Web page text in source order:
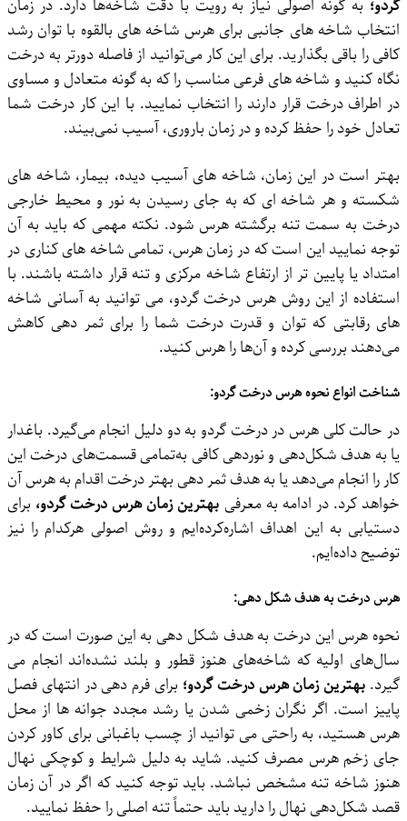
گردو؛ به گونه اصولی نیاز به رویت با دقت شاخه‌ها دارد. در زمان
انتخاب شاخه‌ های جانبی برای هرس شاخه ‌های بالقوه با توان رشد
کافی را باقی بگذارید. برای این کار می‌توانید از فاصله دورتر به درخت
نگاه کنید و شاخه ‌های فرعی مناسب را که به گونه متعادل و مساوی
در اطراف درخت قرار دارند را انتخاب نمایید. با این کار درخت شما
تعادل خود را حفظ کرده و در زمان باروری، آسیب نمی‌بیند.
بهتر است در این زمان، شاخه ‌های آسیب ‌دیده، بیمار، شاخه ‌های
شکسته و هر شاخه ‌ای که به‌ جای رسیدن به نور و محیط خارجی
درخت به سمت تنه برگشته هرس شود. نکته مهمی که باید به آن
توجه نمایید این است که در زمان هرس، تمامی شاخه ‌های کناری در
امتداد یا پایین ‌تر از ارتفاع شاخه مرکزی و تنه قرار داشته باشند. با
استفاده از این روش هرس درخت گردو، می ‌توانید به آسانی شاخه
‌های رقابتی که توان و قدرت درخت شما را برای ثمر دهی کاهش
می‌دهند بررسی کرده و آن‌ها را هرس کنید.
شناخت انواع نحوه هرس درخت گردو:
در حالت کلی هرس در درخت گردو به دو دلیل انجام می‌گیرد. باغدار
یا به هدف شکل‌دهی و نوردهی کافی به‌تمامی قسمت‌های درخت این
کار را انجام می‌دهد یا به هدف ثمر دهی بهتر درخت اقدام به هرس آن
خواهد کرد. در ادامه به معرفی بهترین زمان هرس درخت گردو، برای
دستیابی به این اهداف اشاره‌کرده‌ایم و روش اصولی هرکدام را نیز
توضیح داده‌ایم.
هرس درخت به هدف شکل دهی:
نحوه هرس این درخت به هدف شکل ‌دهی به این صورت است که در
سال‌های اولیه که شاخه‌های هنوز قطور و بلند نشده‌اند انجام می
گیرد. بهترین زمان هرس درخت گردو؛ برای فرم دهی در انتهای فصل
پاییز است. اگر نگران زخمی شدن یا رشد مجدد جوانه‌ ها از محل
هرس هستید، به راحتی می توانید از چسب باغبانی برای کاور کردن
جای زخم هرس مصرف کنید. شاید به دلیل شرایط و کوچکی نهال
هنوز شاخه تنه مشخص نباشد. باید توجه کنید که اگر در آن زمان
قصد شکل‌دهی نهال را دارید باید حتماً تنه اصلی را حفظ نمایید.